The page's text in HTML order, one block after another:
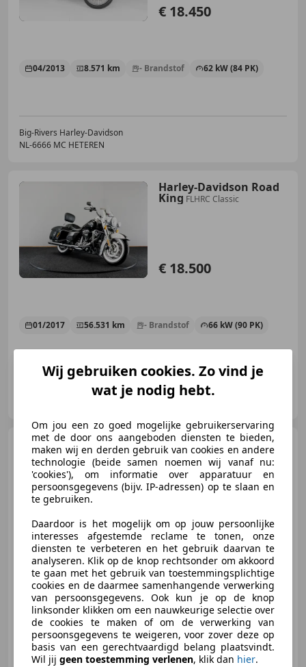
€ 18.450
04/2013 8.571 km - Brandstof 62 kW (84 PK)
Big-Rivers Harley-Davidson
NL-6666 MC HETEREN
Harley-Davidson Road
King FLHRC Classic
€ 18.500
01/2017 56.531 km - Brandstof 66 kW (90 PK)
Big-Rivers Harley-Davidson
Harley-Davidson
FLSTN103 Two-Tone
€ 18.950
03/2016 36.559 km - Brandstof 63 kW (86 PK)
Big-Rivers Harley-Davidson
NL-6666 MC HETEREN
Wij gebruiken cookies. Zo vind je
wat je nodig hebt.
Om jou een zo goed mogelijke gebruikerservaring
met de door ons aangeboden diensten te bieden,
maken wij en derden gebruik van cookies en andere
technologie (beide samen noemen wij vanaf nu:
'cookies'), om informatie over apparatuur en
persoonsgegevens (bijv. IP-adressen) op te slaan en
te gebruiken.
Daardoor is het mogelijk om op jouw persoonlijke
interesses afgestemde reclame te tonen, onze
diensten te verbeteren en het gebruik daarvan te
analyseren. Klik op de knop rechtsonder om akkoord
te gaan met het gebruik van toestemmingsplichtige
cookies en de daarmee samenhangende verwerking
van persoonsgegevens. Ook kun je op de knop
linksonder klikken om een nauwkeurige selectie over
de cookies te maken of om de verwerking van
persoonsgegevens te weigeren, voor zover deze op
basis van een gerechtvaardigd belang plaatsvindt.
Wil jij geen toestemming verlenen, klik dan hier.